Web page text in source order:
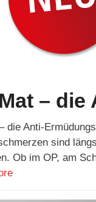
–
die Anti-
sind
Ob im OP, am